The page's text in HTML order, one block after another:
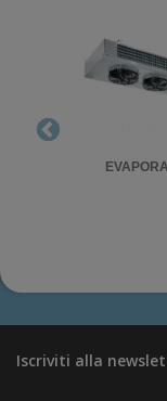
Iscriviti alla